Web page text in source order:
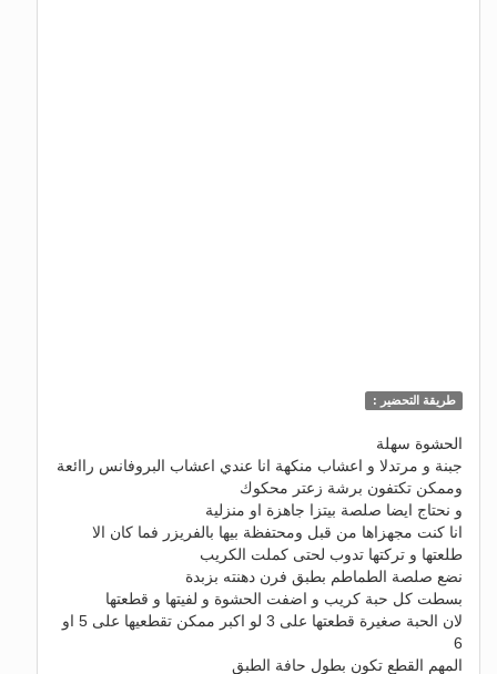
طريقة التحضير :
الحشوة سهلة
جبنة و مرتدلا و اعشاب منكهة انا عندي اعشاب البروفانس راائعة
وممكن تكتفون برشة زعتر محكوك
و نحتاج ايضا صلصة بيتزا جاهزة او منزلية
انا كنت مجهزاها من قبل ومحتفظة بيها بالفريزر فما كان الا
طلعتها و تركتها تدوب لحتى كملت الكريب
نضع صلصة الطماطم بطبق فرن دهنته بزبدة
بسطت كل حبة كريب و اضفت الحشوة و لفيتها و قطعتها
لان الحبة صغيرة قطعتها على 3 لو اكبر ممكن تقطعيها على 5 او
6
المهم القطع تكون بطول حافة الطبق